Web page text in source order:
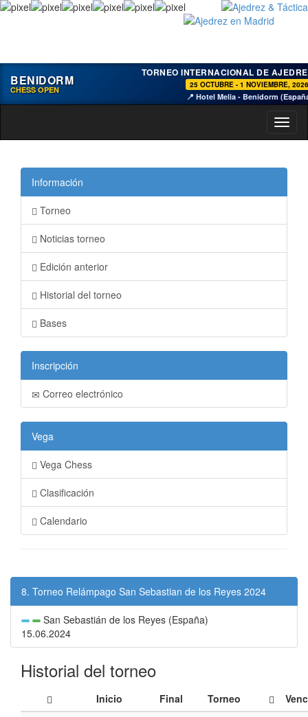
BENIDORM
CHESS OPEN
TORNEO INTERNACIONAL DE
25 OCTUBRE - 1 NOVIEMBRE, 2026
📍 Hotel Melia - Benidorm
Información
Torneo
Noticias torneo
Edición anterior
Historial del torneo
Bases
Inscripción
Correo electrónico
Vega
Vega Chess
Clasificación
Calendario
8. Torneo Relámpago San Sebastian de los Reyes 2024
San Sebastián de los Reyes (España)
15.06.2024
Historial del torneo
Inicio Final Torneo